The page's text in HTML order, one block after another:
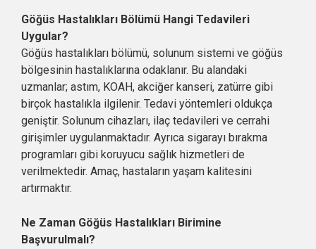
Göğüs Hastalıkları Bölümü Hangi Tedavileri
Uygular?
Göğüs hastalıkları bölümü, solunum sistemi ve göğüs
bölgesinin hastalıklarına odaklanır. Bu alandaki
uzmanlar; astım, KOAH, akciğer kanseri, zatürre gibi
birçok hastalıkla ilgilenir. Tedavi yöntemleri oldukça
geniştir. Solunum cihazları, ilaç tedavileri ve cerrahi
girişimler uygulanmaktadır. Ayrıca sigarayı bırakma
programları gibi koruyucu sağlık hizmetleri de
verilmektedir. Amaç, hastaların yaşam kalitesini
artırmaktır.
Ne Zaman Göğüs Hastalıkları Birimine
Başvurulmalı?